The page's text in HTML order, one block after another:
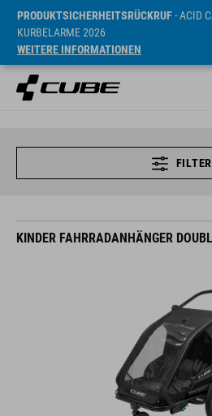
PRODUKTSICHERHEITSRÜCKRUF- ACID
KURBELARME 2026
WEITERE INFORMATIONEN
FILTER
KINDER FAHRRADANHÄNGER